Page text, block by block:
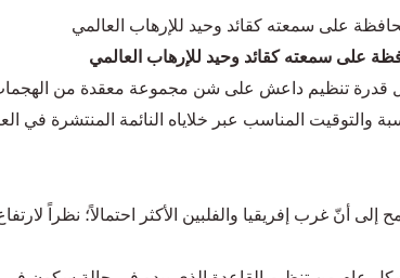
على سمعته كقائد وحيد للإرهاب العالمي
حول قدرة تنظيم داعش على شن مجموعة معقدة من
والتوقيت المناسب عبر خلاياه النائمة المنتشرة في
إلى أنّ غرب إفريقيا والفلبين الأكثر احتمالاً؛ نظراً